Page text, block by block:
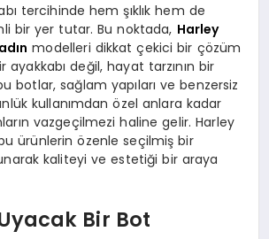
tercihinde hem şıklık hem de
bir yer tutar. Bu noktada, Harley
modelleri dikkat çekici bir çözüm
ayakkabı değil, hayat tarzının bir
botlar, sağlam yapıları ve benzersiz
kullanımdan özel anlara kadar
vazgeçilmezi haline gelir. Harley
ürünlerin özenle seçilmiş bir
kaliteyi ve estetiği bir araya
Bir Bot